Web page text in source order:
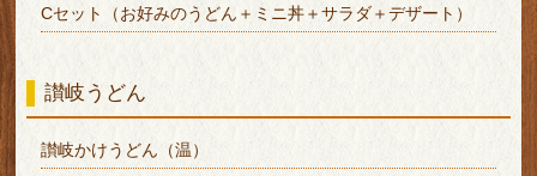
Cセット（お好みのうどん＋ミニ丼＋サラダ＋デザート）
讃岐うどん
讃岐かけうどん（温）